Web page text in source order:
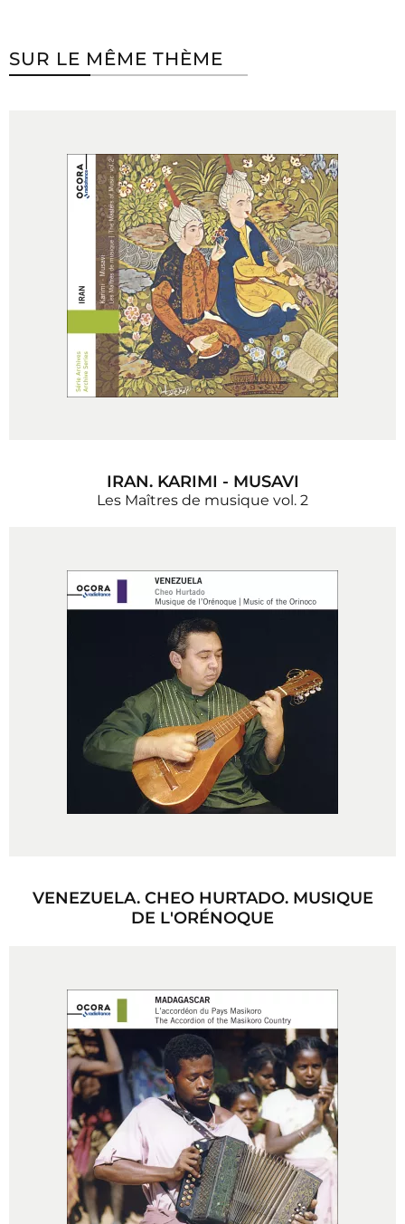
SUR LE MÊME THÈME
IRAN. KARIMI - MUSAVI
Les Maîtres de musique vol. 2
VENEZUELA. CHEO HURTADO. MUSIQUE
DE L'ORÉNOQUE